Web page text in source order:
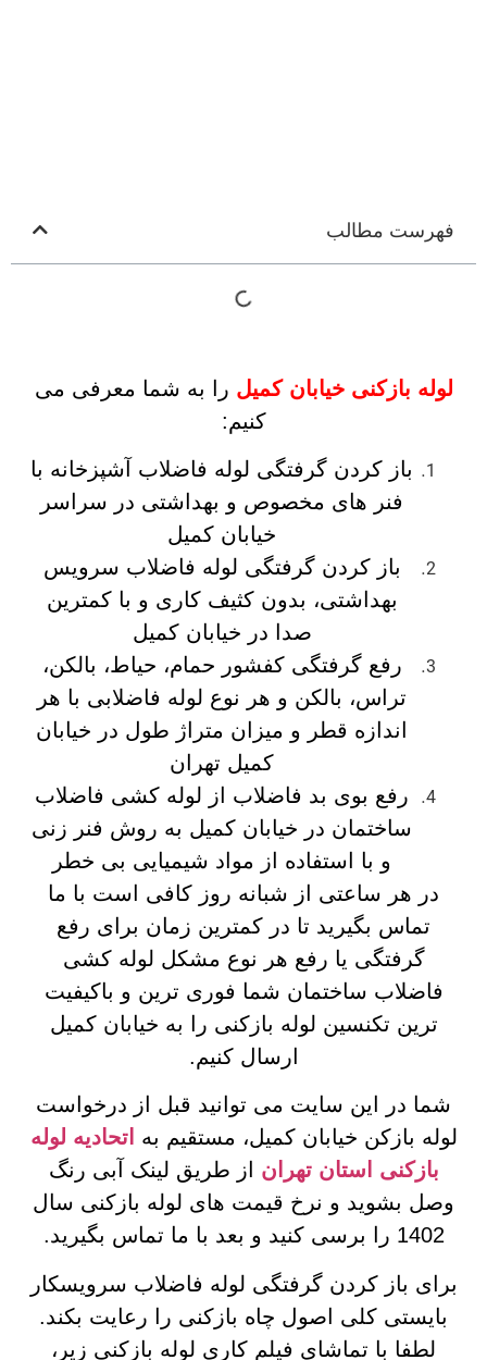
فهرست مطالب
لوله بازکنی خیابان کمیل را به شما معرفی می
کنیم:
باز کردن گرفتگی لوله فاضلاب آشپزخانه با
فنر های مخصوص و بهداشتی در سراسر
خیابان کمیل
باز کردن گرفتگی لوله فاضلاب سرویس
بهداشتی، بدون کثیف کاری و با کمترین
صدا در خیابان کمیل
رفع گرفتگی کفشور حمام، حیاط، بالکن،
تراس، بالکن و هر نوع لوله فاضلابی با هر
اندازه قطر و میزان متراژ طول در خیابان
کمیل تهران
رفع بوی بد فاضلاب از لوله کشی فاضلاب
ساختمان در خیابان کمیل به روش فنر زنی
و با استفاده از مواد شیمیایی بی خطر
در هر ساعتی از شبانه روز کافی است با ما
تماس بگیرید تا در کمترین زمان برای رفع
گرفتگی یا رفع هر نوع مشکل لوله کشی
فاضلاب ساختمان شما فوری ترین و باکیفیت
ترین تکنسین لوله بازکنی را به خیابان کمیل
ارسال کنیم.
شما در این سایت می توانید قبل از درخواست
لوله بازکن خیابان کمیل، مستقیم به اتحادیه لوله
بازکنی استان تهران از طریق لینک آبی رنگ
وصل بشوید و نرخ قیمت های لوله بازکنی سال
1402 را برسی کنید و بعد با ما تماس بگیرید.
برای باز کردن گرفتگی لوله فاضلاب سرویسکار
بایستی کلی اصول چاه بازکنی را رعایت بکند.
لطفا با تماشای فیلم کاری لوله بازکنی زیر،